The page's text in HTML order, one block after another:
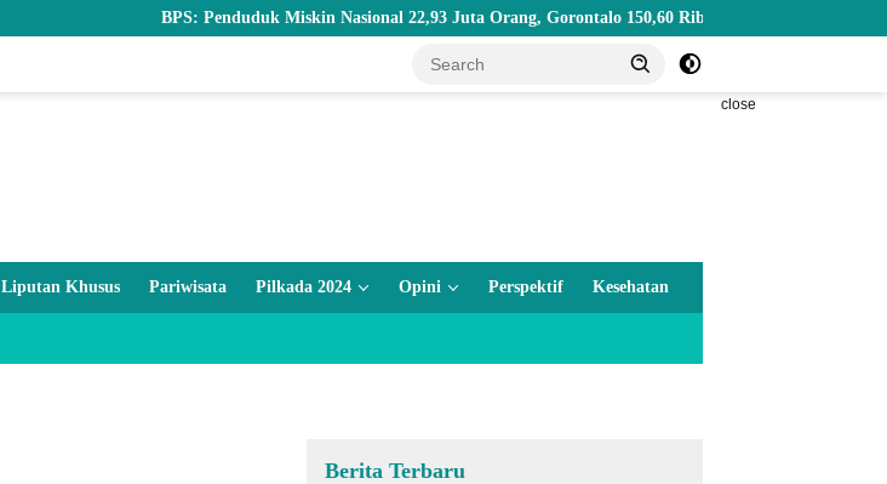
BPS: Penduduk Miskin Nasional 22,93 Juta Orang, Gorontalo 150,60 Ribu Jiwa
close
Liputan Khusus Pariwisata Pilkada 2024 Opini Perspektif Kesehatan
Berita Terbaru